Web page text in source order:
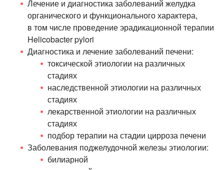
Лечение и диагностика заболеваний желудка
органического и функционального характера,
в том числе проведение эрадикационной терапии
Helicobacter pylori
Диагностика и лечение заболеваний печени:
токсической этиологии на различных
стадиях
наследственной этиологии на различных
стадиях
лекарственной этиологии на различных
стадиях
подбор терапии на стадии цирроза печени
Заболевания поджелудочной железы этиологии:
билиарной